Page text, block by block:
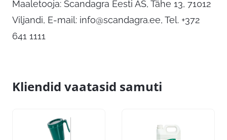
Maaletooja: Scandagra Eesti AS, Tähe 13, 71012
Viljandi, E-mail: info@scandagra.ee, Tel. +372
641 1111
Kliendid vaatasid samuti